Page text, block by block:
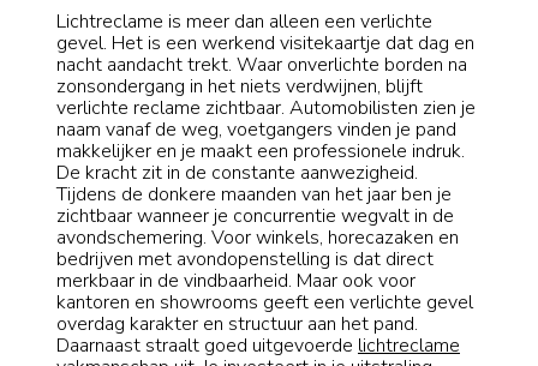
Lichtreclame is meer dan alleen een verlichte
gevel. Het is een werkend visitekaartje dat dag en
nacht aandacht trekt. Waar onverlichte borden na
zonsondergang in het niets verdwijnen, blijft
verlichte reclame zichtbaar. Automobilisten zien je
naam vanaf de weg, voetgangers vinden je pand
makkelijker en je maakt een professionele indruk.
De kracht zit in de constante aanwezigheid.
Tijdens de donkere maanden van het jaar ben je
zichtbaar wanneer je concurrentie wegvalt in de
avondschemering. Voor winkels, horecazaken en
bedrijven met avondopenstelling is dat direct
merkbaar in de vindbaarheid. Maar ook voor
kantoren en showrooms geeft een verlichte gevel
overdag karakter en structuur aan het pand.
Daarnaast straalt goed uitgevoerde lichtreclame